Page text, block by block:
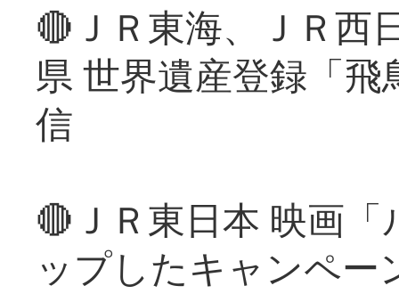
🔴ＪＲ東海、ＪＲ西
県 世界遺産登録「
信
🔴ＪＲ東日本 映画
ップしたキャンペー